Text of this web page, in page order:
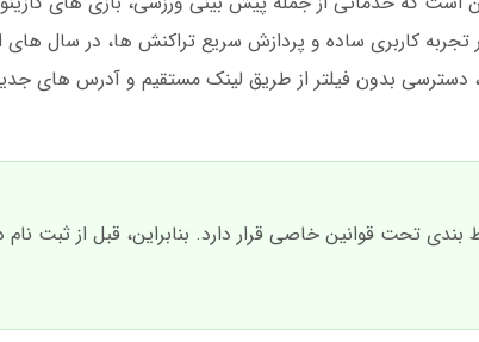
تجربه کاربری ساده و پردازش سریع تراکنش ها، در سال
بدون فیلتر از طریق لینک مستقیم و آدرس های جدید
تحت قوانین خاصی قرار دارد. بنابراین، قبل از ثبت